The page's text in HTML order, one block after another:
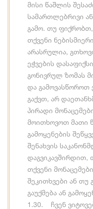
მისი წაშლის
სამართლებრივი
გამო. თუ
თქვენი
არასრულია,
ეჭვების
გონივრულ ზომას
და გამოვასწოროთ
გაქვთ, არ
პირადი
მოითხოვოთ მათი
გამოყენების
შენახვის
დაგვიკავშირდით,
თქვენი
შეკითხვები ან თუ
გაუქმება ან
1.30. ჩვენ